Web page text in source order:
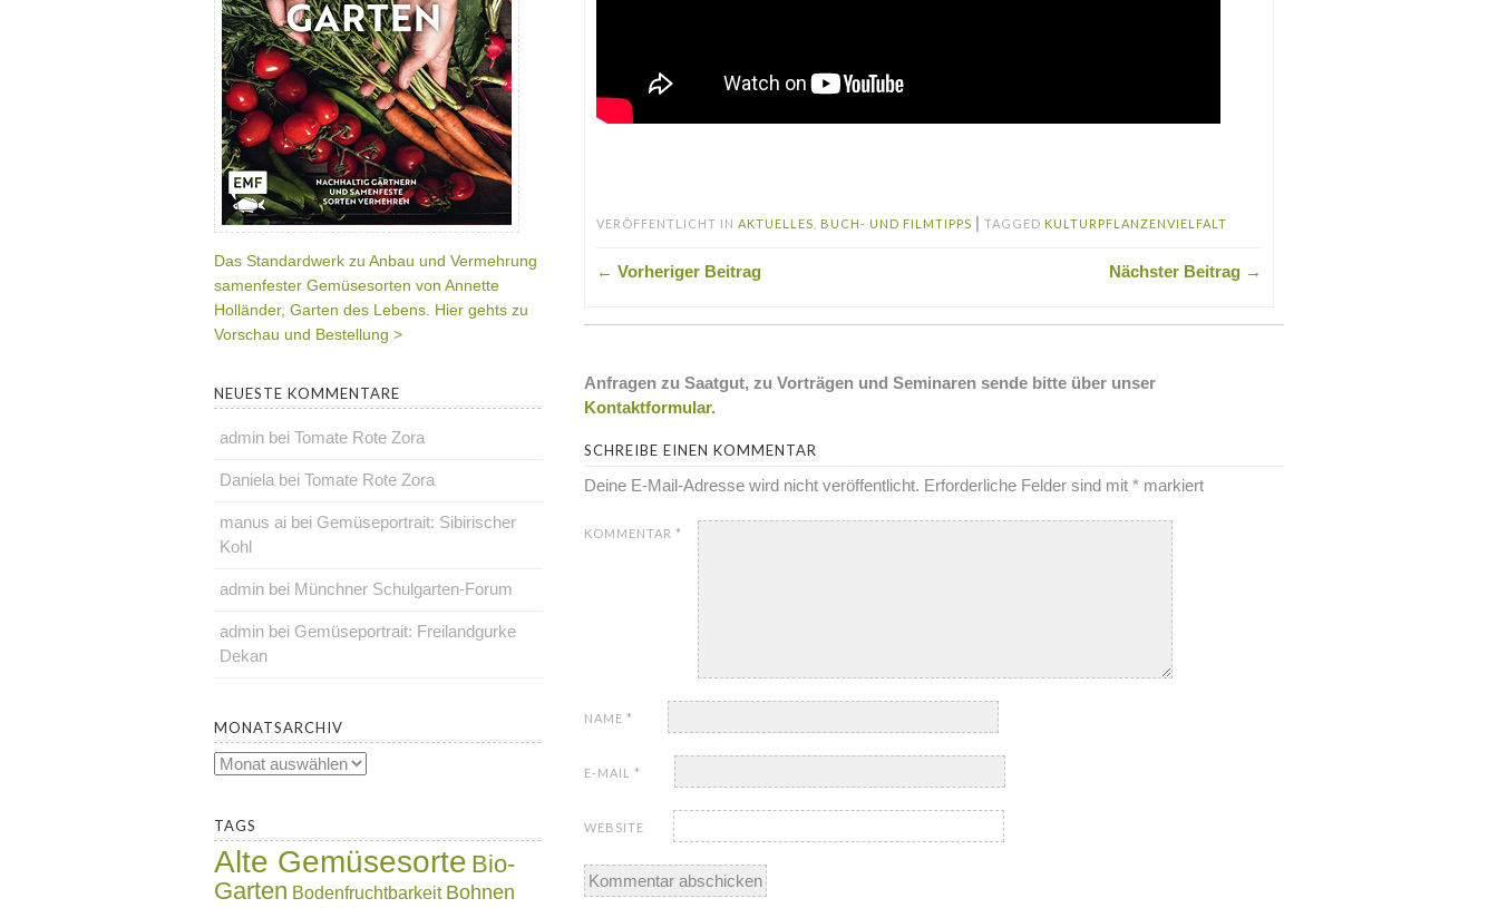
VERÖFFENTLICHT IN AKTUELLES BUCH- UND FILMTIPPS |TAGGED KULTURPFLANZENVIELFALT
← Vorheriger Beitrag Nächster Beitrag →
Anfragen zu Saatgut, zu Vorträgen und Seminaren sende bitte über unser
Kontaktformular.
SCHREIBE EINEN KOMMENTAR
Deine E-Mail-Adresse wird nicht veröffentlicht. Erforderliche Felder sind mit* markiert
KOMMENTAR *
NAME *
E-MAIL *
WEBSITE
Das Standardwerk zu Anbau und Vermehrung
samenfester Gemüsesorten von Annette
Holländer, Garten des Lebens. Hier gehts zu
Vorschau und Bestellung >
NEUESTE KOMMENTARE
admin bei Tomate Rote Zora
Daniela bei Tomate Rote Zora
manus ai bei Gemüseportrait: Sibirischer
Kohl
admin bei Münchner Schulgarten-Forum
admin bei Gemüseportrait: Freilandgurke
Dekan
MONATSARCHIV
Monatsarchiv
TAGS
Alte Gemüsesorte Bio-
Garten Bodenfruchtbarkeit Bohnen